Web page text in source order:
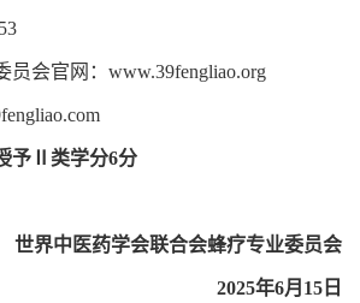
员会官网：www.39fengliao.org
予Ⅱ类学分6分
世界中医药学会联合会蜂疗专业委员会
2025年6月15日